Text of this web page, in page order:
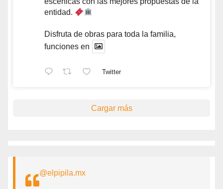
entidad.
Disfruta de obras para toda la familia,
funciones en
Twitter
Cargar más
@elpipila.mx